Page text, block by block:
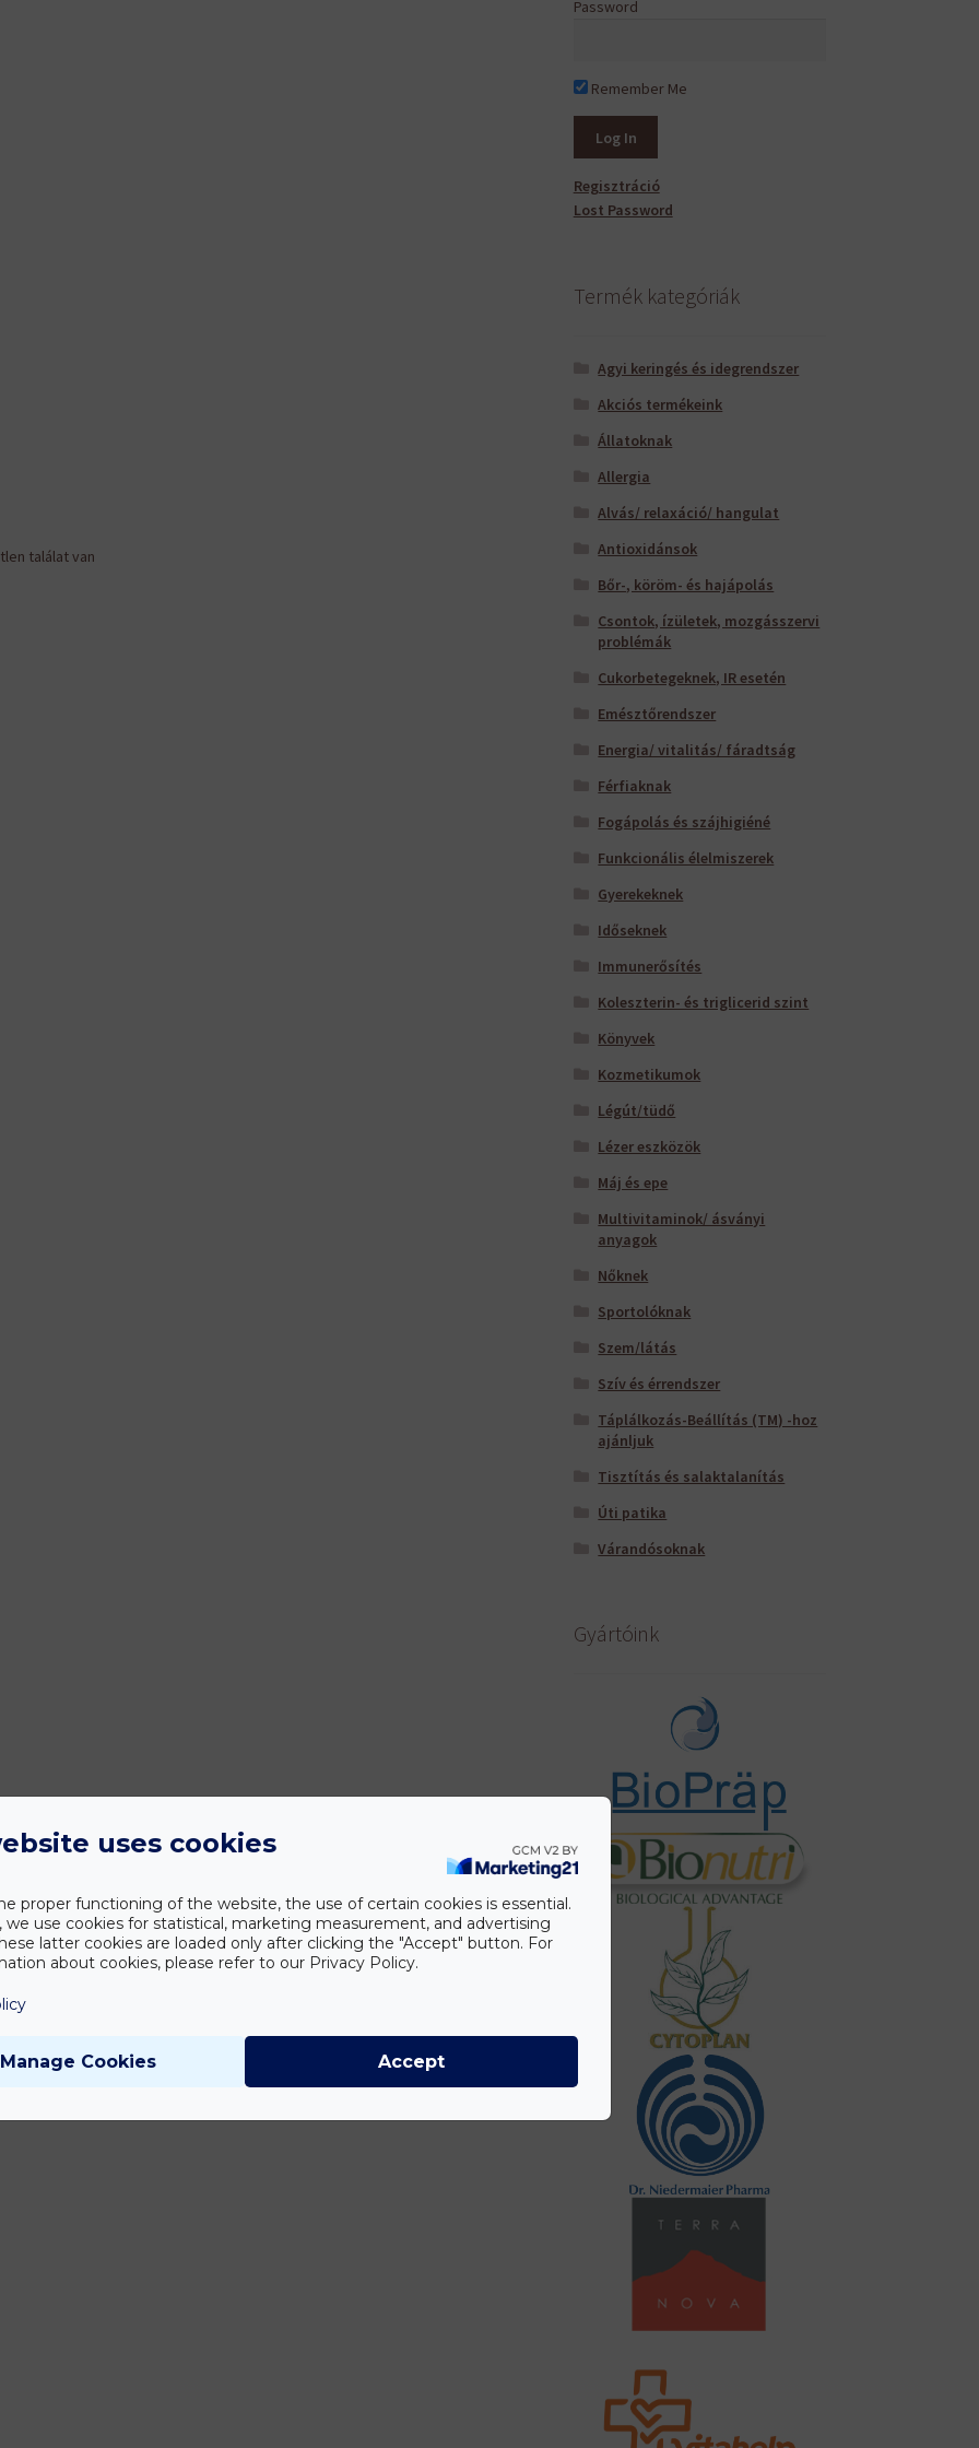
találat van
Password
Remember Me
Regisztráció
Lost Password
Termék kategóriák
Agyi keringés és idegrendszer
Akciós termékeink
Állatoknak
Allergia
Alvás/ relaxáció/ hangulat
Antioxidánsok
Bőr-, köröm- és hajápolás
Csontok, ízületek, mozgásszervi
problémák
Cukorbetegeknek, IR esetén
Emésztőrendszer
Energia/ vitalitás/ fáradtság
Férfiaknak
Fogápolás és szájhigiéné
Funkcionális élelmiszerek
Gyerekeknek
Időseknek
Immunerősítés
Koleszterin- és triglicerid szint
Könyvek
Kozmetikumok
Légút/tüdő
Lézer eszközök
Máj és epe
Multivitaminok/ ásványi
anyagok
Nőknek
Sportolóknak
Szem/látás
Szív és érrendszer
Táplálkozás-Beállítás (TM) -hoz
ajánljuk
Tisztítás és salaktalanítás
Úti patika
Várandósoknak
Gyártóink
uses cookies
proper functioning of the website, the use of certain cookies is essential.
we use cookies for statistical, marketing measurement, and advertising
latter cookies are loaded only after clicking the "Accept" button. For
about cookies, please refer to our Privacy Policy.
Manage Cookies Accept